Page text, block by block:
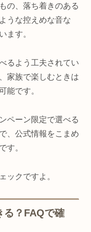
の、落ち着きのある
うな控えめな音な
ます。
るよう工夫されてい
家族で楽しむときは
能です。
ペーン限定で選べる
、公式情報をこまめ
す。
ックですよ。
る？FAQで確